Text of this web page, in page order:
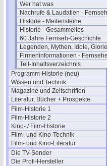
Wer hat was
Nachrufe & Laudatien -
Historie - Meilensteine
Historie - Gesammeltes
60 Jahre Fernseh-Geschichte
Legenden, Mythen, Idole, Glorie
Firmeninformationen - Fernsehen
Teil-Inhaltsverzeichnis
Programm-Historie (neu)
Wissen und Technik
Magazine und Zeitschriften
Literatur, Bücher + Prospekte
Film-Historie 1
Film-Historie 2
Kino- / Film-Historie
Film- und Kino-Technik
Film- und Kino-Literatur
Die TV-Sender
Die Profi-Hersteller